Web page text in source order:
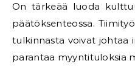
On tärkeää luoda
päätöksenteossa.
tulkinnasta voivat johtaa
parantaa myyntituloksia